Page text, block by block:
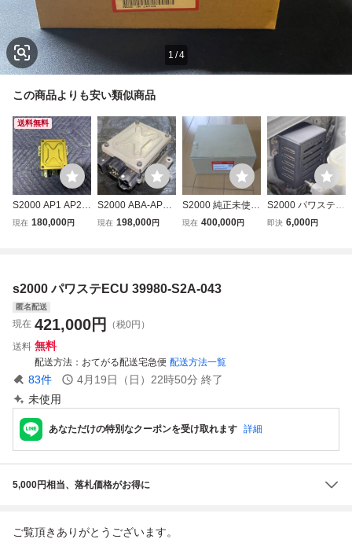
1 /4
この商品よりも安い類似商品
送料無料
S2000 AP1 AP2
パワステ コンピュ
3
現在 180,000円
S2000 ABA-AP2
純正 パワステコン
現在 198,000円
S2000 純正未使用
EPS 39980-S2A-0
コンピューター
現在 400,000円
S2000 パワステコ
ンピュータ カバー
即決 6,000円
s2000 パワステECU 39980-S2A-043
匿名配送
現在 421,000円
（税0円）
送料 無料
配送方法 おてがる配送宅急便 配送方法一覧
83件 4月19日（日）22時50分 終了
未使用
あなただけの特別なクーポンを受け取れます 詳細
5,000円相当、落札価格がお得に
ご覧頂きありがとうございます。